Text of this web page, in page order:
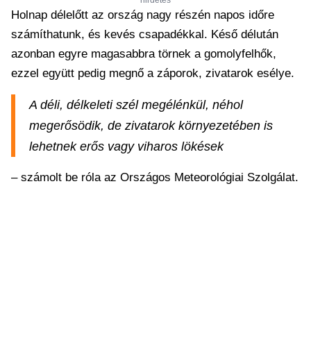
Holnap délelőtt az ország nagy részén napos időre
számíthatunk, és kevés csapadékkal. Késő délután
azonban egyre magasabbra törnek a gomolyfelhők,
ezzel együtt pedig megnő a záporok, zivatarok esélye.
A déli, délkeleti szél megélénkül, néhol
megerősödik, de zivatarok környezetében is
lehetnek erős vagy viharos lökések
– számolt be róla az Országos Meteorológiai Szolgálat.